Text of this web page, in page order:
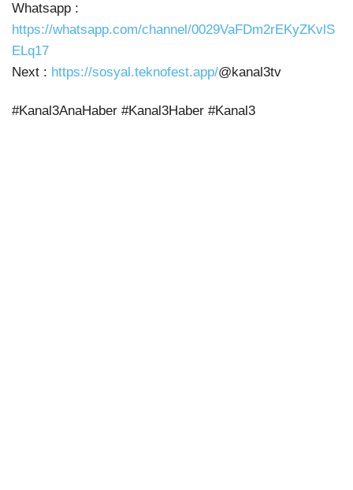
Whatsapp :
https://whatsapp.com/channel/0029VaFDm2rEKyZKvlS
ELq17
Next : https://sosyal.teknofest.app/@kanal3tv
#Kanal3AnaHaber #Kanal3Haber #Kanal3